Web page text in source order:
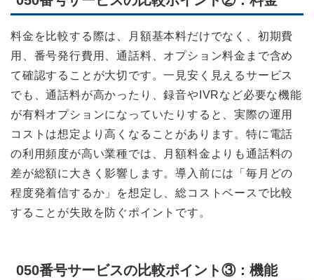
料金を比較する際は、月額基本料だけでなく、初期費
用、番号発行費用、通話料、オプション料金まで含め
て確認することが大切です。一見安く見えるサービス
でも、通話料が高かったり、録音やIVRなど必要な機能
が有料オプションになっていたりすると、実際の運用
コストは想定より高くなることがあります。特に電話
の利用頻度が高い業種では、月額料金よりも通話料の
差が総額に大きく影響します。導入前には「毎月どの
程度発着信するか」を想定し、総コストベースで比較
することが失敗を防ぐポイントです。
050番号サービスの比較ポイント③：機能